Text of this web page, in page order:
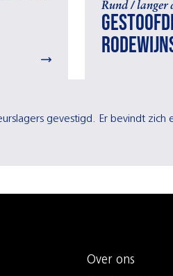
Rund / langer
gevestigd. Er bevindt
Over ons